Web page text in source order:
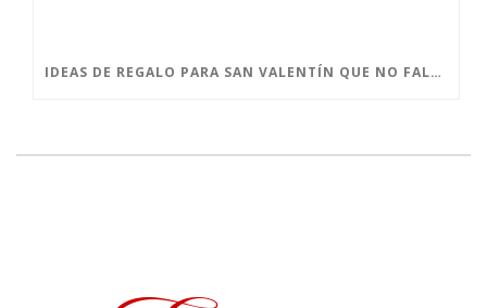
IDEAS DE REGALO PARA SAN VALENTÍN QUE NO FALLAN